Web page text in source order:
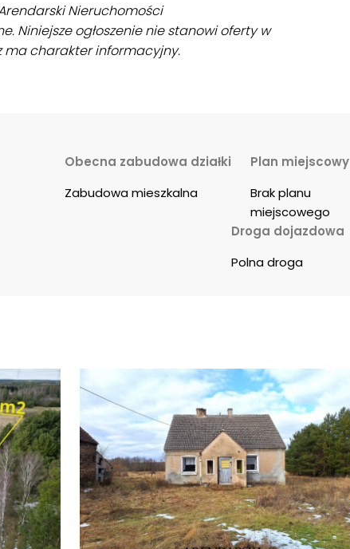
Nieruchomości
Niniejsze ogłoszenie nie stanowi oferty w
ma charakter informacyjny.
Obecna zabudowa działki
Zabudowa mieszkalna
Plan miejscowy
Brak planu
miejscowego
Droga dojazdowa
Polna droga